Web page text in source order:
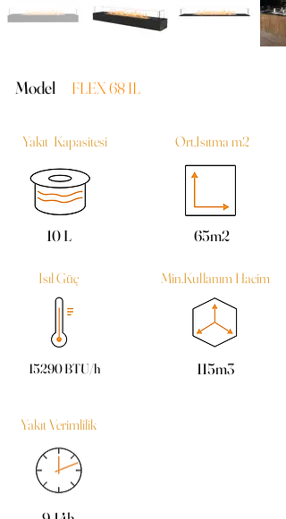
Model FLEX 68 IL
Yakıt Kapasitesi
10 L
Isıl Güç
15290 BTU/h
Ort.Isıtma m2
65m2
Min.Kullanım Hacim
115m3
Yakıt Verimlilik